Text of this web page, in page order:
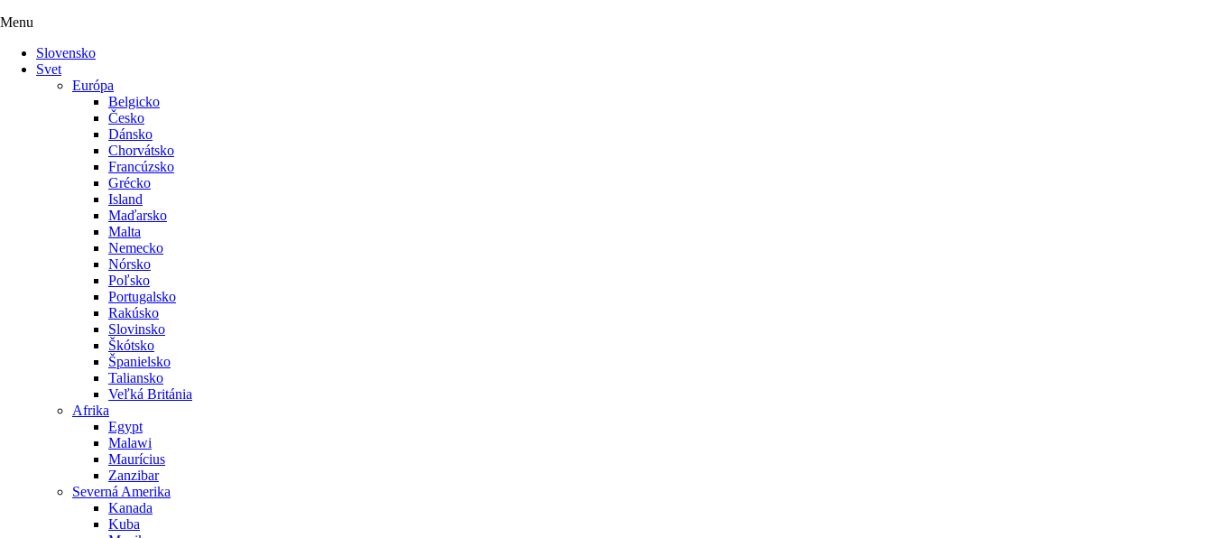
Menu
Slovensko
Svet
Európa
Belgicko
Česko
Dánsko
Chorvátsko
Francúzsko
Grécko
Island
Maďarsko
Malta
Nemecko
Nórsko
Poľsko
Portugalsko
Rakúsko
Slovinsko
Škótsko
Španielsko
Taliansko
Veľká Británia
Afrika
Egypt
Malawi
Maurícius
Zanzibar
Severná Amerika
Kanada
Kuba